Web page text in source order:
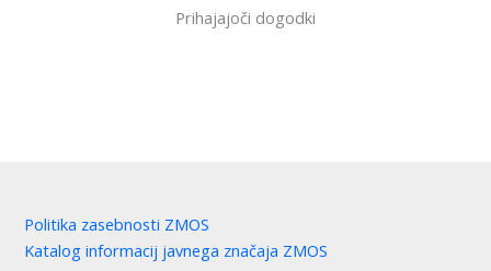
Prihajajoči dogodki
Politika zasebnosti ZMOS
Katalog informacij javnega značaja ZMOS